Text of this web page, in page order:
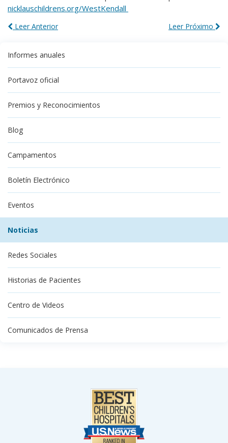
nicklauschildrens.org/WestKendall
Leer Próximo
Leer Anterior
Informes anuales
Portavoz oficial
Premios y Reconocimientos
Blog
Campamentos
Boletín Electrónico
Eventos
Noticias
Redes Sociales
Historias de Pacientes
Centro de Videos
Comunicados de Prensa